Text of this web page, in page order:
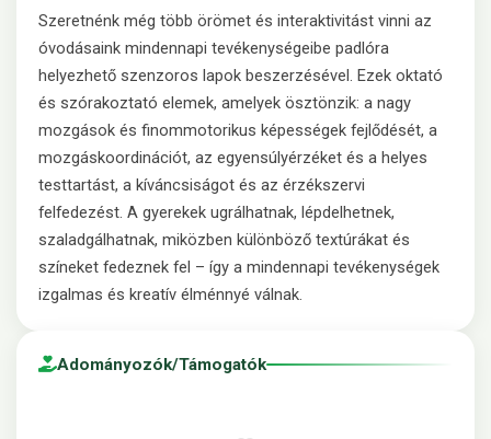
Szeretnénk még több örömet és interaktivitást vinni az
óvodásaink mindennapi tevékenységeibe padlóra
helyezhető szenzoros lapok beszerzésével. Ezek oktató
és szórakoztató elemek, amelyek ösztönzik: a nagy
mozgások és finommotorikus képességek fejlődését, a
mozgáskoordinációt, az egyensúlyérzéket és a helyes
testtartást, a kíváncsiságot és az érzékszervi
felfedezést. A gyerekek ugrálhatnak, lépdelhetnek,
szaladgálhatnak, miközben különböző textúrákat és
színeket fedeznek fel – így a mindennapi tevékenységek
izgalmas és kreatív élménnyé válnak.
Adományozók/Támogatók